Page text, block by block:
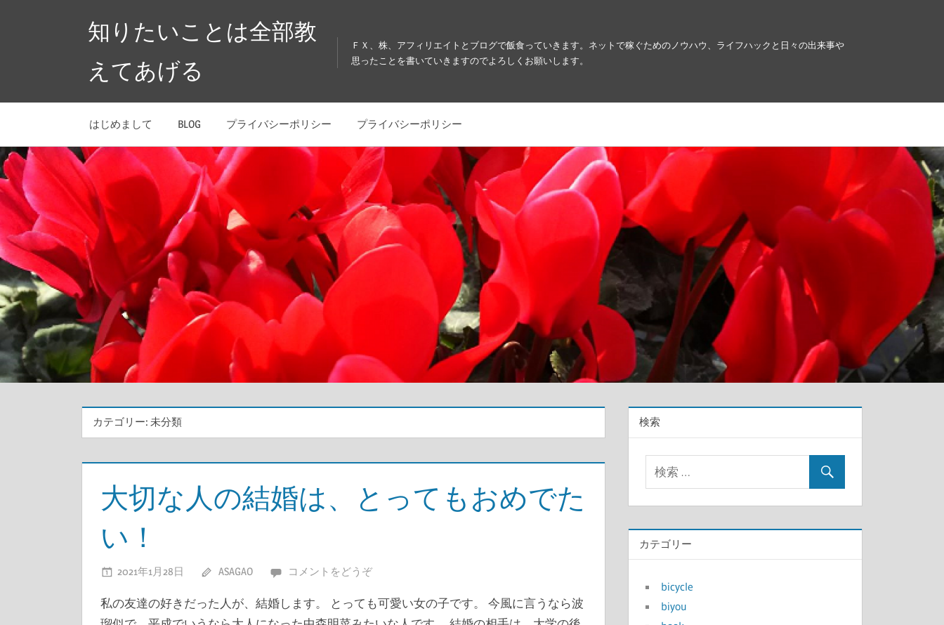
キ
ッ
プ
知りたいことは全部教
えてあげる
ＦＸ、株、アフィリエイトとブログで飯食っていきます。ネットで稼ぐためのノウハウ、ライフハックと日々の出来事や
思ったことを書いていきますのでよろしくお願いします。
はじめまして BLOG プライバシーポリシー プライバシーポリシー
カテゴリー: 未分類
大切な人の結婚は、とってもおめでた
い！
2021年1月28日 ASAGAO コメントをどうぞ
私の友達の好きだった人が、結婚します。 とっても可愛い女の子です。 今風に言うなら波
検索
カテゴリー
bicycle
biyou